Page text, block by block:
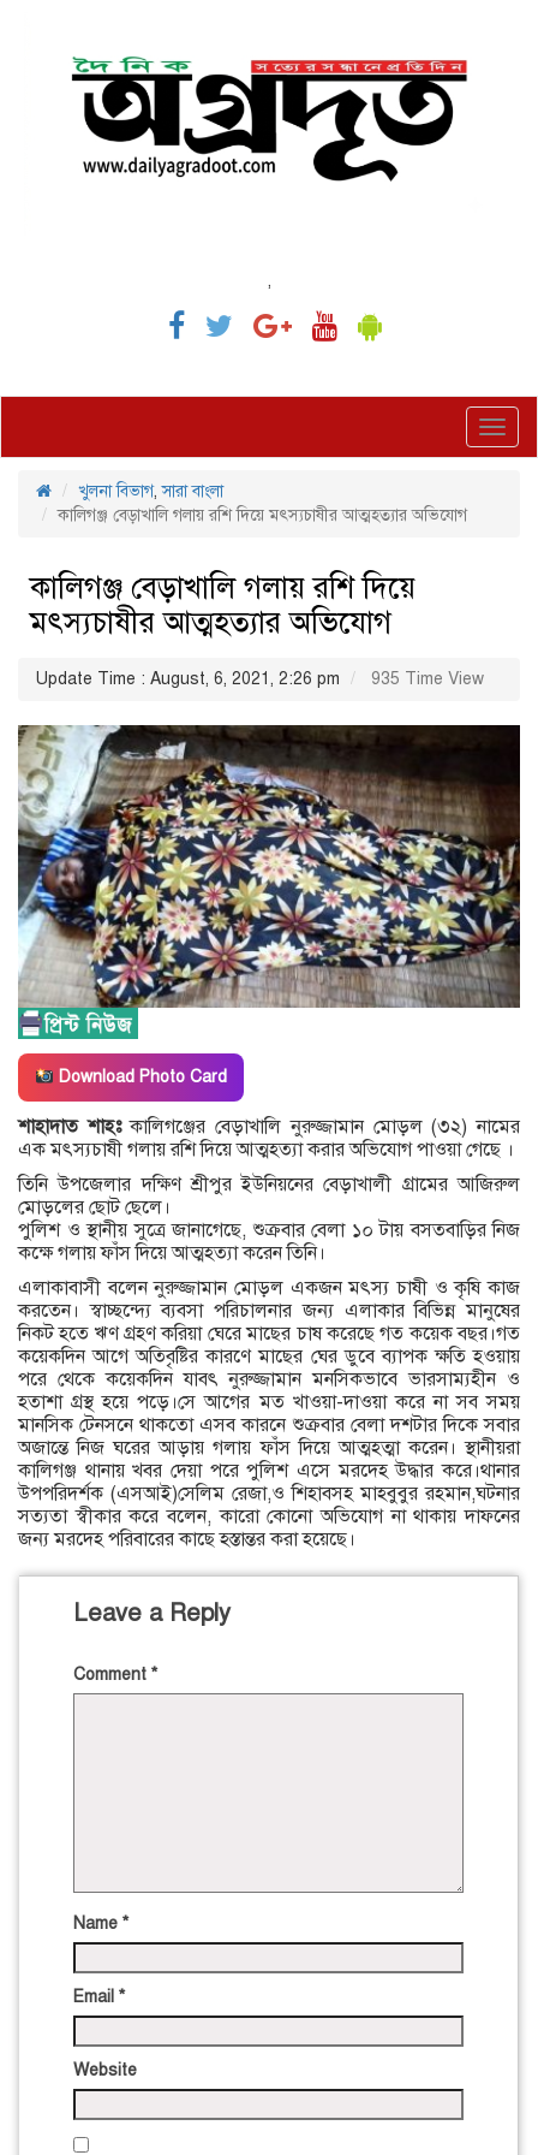
,
খুলনা বিভাগ,সারা বাংলা
কালিগঞ্জ বেড়াখালি গলায় রশি দিয়ে মৎস্যচাষীর আত্মহত্যার অভিযোগ
কালিগঞ্জ বেড়াখালি গলায় রশি দিয়ে
মৎস্যচাষীর আত্মহত্যার অভিযোগ
Update Time : August, 6, 2021, 2:26 pm 935 Time View
Download Photo Card
শাহাদাত শাহঃকালিগঞ্জের বেড়াখালি নুরুজ্জামান মোড়ল (৩২) নামের
এক মৎস্যচাষী গলায় রশি দিয়ে আত্মহত্যা করার অভিযোগ পাওয়া গেছে ।
তিনি উপজেলার দক্ষিণ শ্রীপুর ইউনিয়নের বেড়াখালী গ্রামের আজিরুল
মোড়লের ছোট ছেলে।
পুলিশ ও স্থানীয় সুত্রে জানাগেছে, শুক্রবার বেলা ১০ টায় বসতবাড়ির নিজ
কক্ষে গলায় ফাঁস দিয়ে আত্মহত্যা করেন তিনি।
এলাকাবাসী বলেন নুরুজ্জামান মোড়ল একজন মৎস্য চাষী ও কৃষি কাজ
করতেন। স্বাচ্ছন্দ্যে ব্যবসা পরিচালনার জন্য এলাকার বিভিন্ন মানুষের
নিকট হতে ঋণ গ্রহণ করিয়া ঘেরে মাছের চাষ করেছে গত কয়েক বছর।গত
কয়েকদিন আগে অতিবৃষ্টির কারণে মাছের ঘের ডুবে ব্যাপক ক্ষতি হওয়ায়
পরে থেকে কয়েকদিন যাবৎ নুরুজ্জামান মনসিকভাবে ভারসাম্যহীন ও
হতাশা গ্রস্থ হয়ে পড়ে।সে আগের মত খাওয়া-দাওয়া করে না সব সময়
মানসিক টেনসনে থাকতো এসব কারনে শুক্রবার বেলা দশটার দিকে সবার
অজান্তে নিজ ঘরের আড়ায় গলায় ফাঁস দিয়ে আত্মহত্মা করেন। স্থানীয়রা
কালিগঞ্জ থানায় খবর দেয়া পরে পুলিশ এসে মরদেহ উদ্ধার করে।থানার
উপপরিদর্শক (এসআই)সেলিম রেজা,ও শিহাবসহ মাহবুবুর রহমান,ঘটনার
সত্যতা স্বীকার করে বলেন, কারো কোনো অভিযোগ না থাকায় দাফনের
জন্য মরদেহ পরিবারের কাছে হস্তান্তর করা হয়েছে।
Leave a Reply
Comment *
Name *
Email *
Website